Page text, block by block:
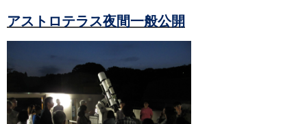
アストロテラス夜間一般公開